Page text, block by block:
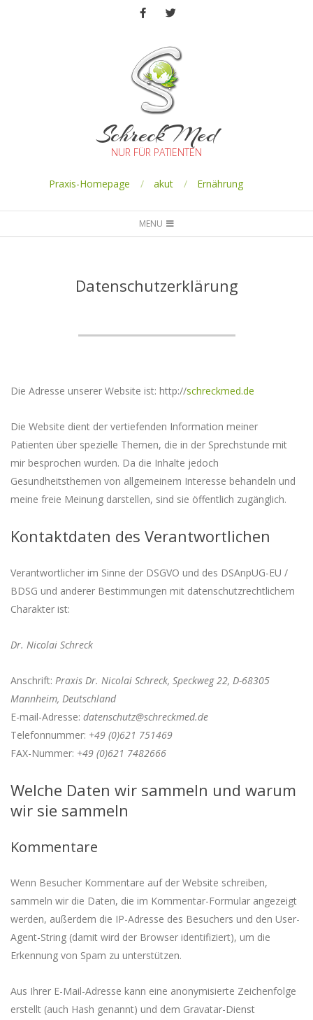
SchreckMed
NUR FÜR PATIENTEN
Praxis-Homepage akut Ernährung
MENU
Datenschutzerklärung
Die Adresse unserer Website ist: http://schreckmed.de
Die Website dient der vertiefenden Information meiner
Patienten über spezielle Themen, die in der Sprechstunde mit
mir besprochen wurden. Da die Inhalte jedoch
Gesundheitsthemen von allgemeinem Interesse behandeln und
meine freie Meinung darstellen, sind sie öffentlich zugänglich.
Kontaktdaten des Verantwortlichen
Verantwortlicher im Sinne der DSGVO und des DSAnpUG-EU /
BDSG und anderer Bestimmungen mit datenschutzrechtlichem
Charakter ist:
Dr. Nicolai Schreck
Anschrift: Praxis Dr. Nicolai Schreck, Speckweg 22, D-68305
Mannheim, Deutschland
E-mail-Adresse: datenschutz@schreckmed.de
Telefonnummer: +49 (0)621 751469
FAX-Nummer: +49 (0)621 7482666
Welche Daten wir sammeln und warum
wir sie sammeln
Kommentare
Wenn Besucher Kommentare auf der Website schreiben,
sammeln wir die Daten, die im Kommentar-Formular angezeigt
werden, außerdem die IP-Adresse des Besuchers und den User-
Agent-String (damit wird der Browser identifiziert), um die
Erkennung von Spam zu unterstützen.
Aus Ihrer E-Mail-Adresse kann eine anonymisierte Zeichenfolge
erstellt (auch Hash genannt) und dem Gravatar-Dienst